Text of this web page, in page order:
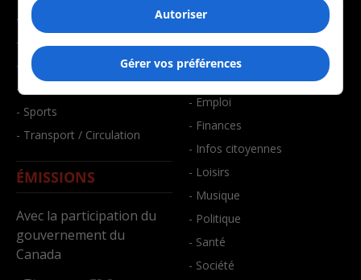
- Éducation
- Environnement
- Faits divers
- Santé et bien-être
- Sports
- Transport / Circulation
ÉMISSIONS
Avec la participation du
gouvernement du
Canada
- Affaires
- Art de vivre
- Bien-être
- Emploi
- Finances
- Infos citoyennes
- Loisirs
- Musique
- Politique
- Santé
- Société
Autoriser
Gérer vos préférences